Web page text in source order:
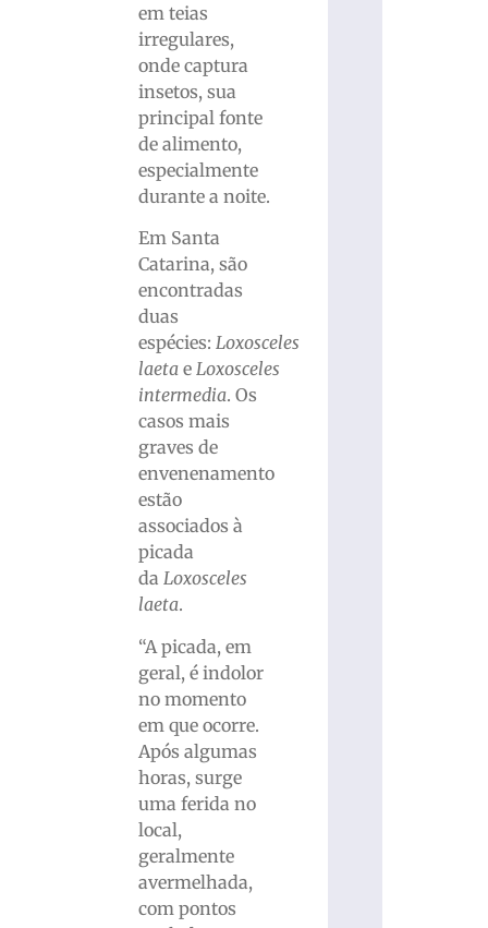
em teias
irregulares,
onde captura
insetos, sua
principal fonte
de alimento,
especialmente
durante a noite.
Em Santa
Catarina, são
encontradas
duas
espécies:Loxosceles
laeta eLoxosceles
intermedia. Os
casos mais
graves de
envenenamento
estão
associados à
picada
daLoxosceles
laeta.
“A picada, em
geral, é indolor
no momento
em que ocorre.
Após algumas
horas, surge
uma ferida no
local,
geralmente
avermelhada,
com pontos